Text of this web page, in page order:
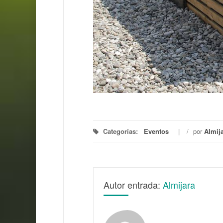
Categorías: Eventos / por
Autor entrada: Almijara